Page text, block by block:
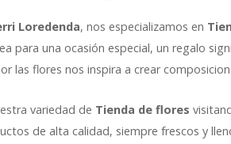
Loredenda, nos especializamos en
para una ocasión especial, un regalo
las flores nos inspira a crear
variedad de Tienda de flores
de alta calidad, siempre frescos y